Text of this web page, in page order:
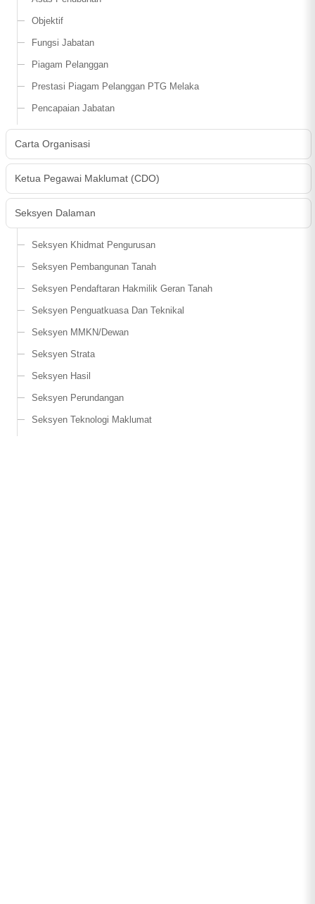
Objektif
Fungsi Jabatan
Piagam Pelanggan
Prestasi Piagam Pelanggan PTG Melaka
Pencapaian Jabatan
Carta Organisasi
Ketua Pegawai Maklumat (CDO)
Seksyen Dalaman
Seksyen Khidmat Pengurusan
Seksyen Pembangunan Tanah
Seksyen Pendaftaran Hakmilik Geran Tanah
Seksyen Penguatkuasa Dan Teknikal
Seksyen MMKN/Dewan
Seksyen Strata
Seksyen Hasil
Seksyen Perundangan
Seksyen Teknologi Maklumat